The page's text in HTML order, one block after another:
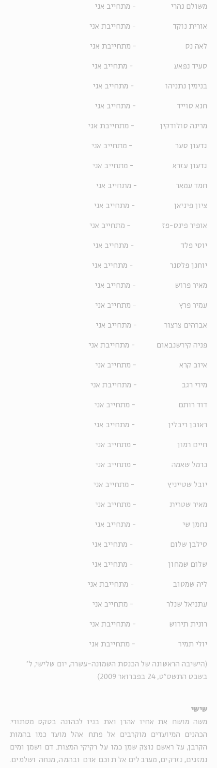
משולם נהרי - מתחייב אני
אורית נוקד - מתחייבת אני
לאה נס - מתחייבת אני
סעיד נפאע - מתחייב אני
בנימין נתניהו - מתחייב אני
חנא סוייד - מתחייב אני
מרינה סולודקין - מתחייבת אני
גדעון סער - מתחייב אני
גדעון עזרא - מתחייב אני
חמד עמאר - מתחייב אני
ציון פיניאן - מתחייב אני
אופיר פינס-פז - מתחייב אני
יוסי פלד - מתחייב אני
יוחנן פלסנר - מתחייב אני
מאיר פרוש - מתחייב אני
עמיר פרץ - מתחייב אני
אברהים צרצור - מתחייב אני
פניה קירשנבאום - מתחייבת אני
איוב קרא - מתחייב אני
מירי רגב - מתחייבת אני
דוד רותם - מתחייב אני
ראובן ריבלין - מתחייב אני
חיים רמון - מתחייב אני
כרמל שאמה - מתחייב אני
יובל שטייניץ - מתחייב אני
מאיר שטרית - מתחייב אני
נחמן שי - מתחייב אני
סילבן שלום - מתחייב אני
שלום שמחון - מתחייב אני
ליה שמטוב - מתחייבת אני
עתניאל שנלר - מתחייב אני
רונית תירוש - מתחייבת אני
יולי תמיר - מתחייבת אני
(הישיבה הראשונה של הכנסת השמונה-עשרה, יום שלישי, ל'
בשבט התשס"ט, 24 בפברואר 2009)
שישי
משה מושח את אחיו אהרן ואת בניו לכהונה בטקס מסתורי.
הכהנים המיועדים מוקרבים אל פתח אהל מועד כמו בהמות
הקרבן, על ראשם נוצק שמן כמו על רקיקי המצות. דם ושמן ומים
נמזגים, נזרקים, מערבלים אל תוכם אדם ובהמה, מנחה ושלמים.